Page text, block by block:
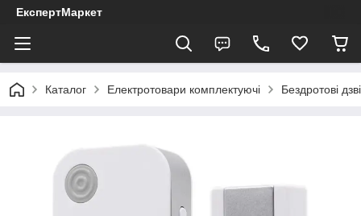
ЕкспертМаркет
Каталог Електротовари комплектуючі Бездротові